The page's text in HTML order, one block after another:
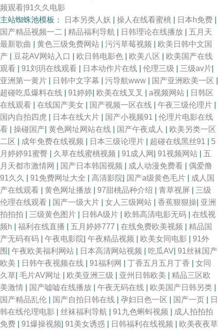
频观看|91久久电影
主站蜘蛛池模板：
日本另类人妖 操人在线看蜜桃 日本h免费
国产精品视频一二
精品福利导航 日韩理论在线播放
五月天
最新歌曲
黄色三级免费网站 污污草莓视频
欧美日韩中文国
产
豆花AV网站入口 欧日韩电影色 欧美八区
欧美国产在线
观看
91刘玥在线观看 日本动作片在线 伦理三级 三级av片
亚洲第一黄片
日韩中文字幕 污导航www 国产亚洲欧美一区
超碰吃瓜爆料在线
91婷婷 欧美在线叉叉 a视频网站
日韩区
在线观看
在线国产美女 国产视频一区在线 午夜三级伦理片
国内自拍四虎
日本在线大片 国产小视频91
伦理片电影在线
看
操碰国产 黄色网址网站在线 国产午夜成人
欧美另类一区
二区
成年免费在线视频 日本三级论理片 超碰在线黑丝91
5
月婷婷91蜜臀
久草在线蜜桃视频 91成人网 91视频网站
五
月天都市激情网
国产日本韩国视频 成人动漫免费看
偶爱撸
91久久
91免费网址大全 高清影院 国产a级黄色毛片
成人国
产在线观看
黄色网址播放 97甜桃品种介绍 青草视屏
三级
伦理在线观看
国产一级大片 女人三级网站 香蕉狠狠操 亚洲
拍拍拍
三级黄色图片 日韩A级片 欧韩高清电影无码
在线视
频h
福利在线直播 五月婷婷777 在线免费欧美视频
精品国
产无码有码
午夜电影院 午夜精品视频 欧美女同电影
91外
围
午夜欧美福利网站 日本高清网站视频 吃瓜AV 91丝袜国产
欧美
日韩午夜视频在线 91福利网 丁香五月五月丁香
女同
久草 毛片AV网址 欧美亚洲三级 亚州日韩欧美
精品三区欧
美激情
国产嘘嘘在线播放 午夜无码在线 欧美国产日韩另类
国产精品乱伦
国产自拍日韩在线 孕妇日色一区 国产一页
日
韩在线伦理电影
丝袜福利导航 91九色蝌蚪视频
成人拍拍拍
免费
91爆操视频 91美女诱惑 日韩福利在线视频 欧美夜夜草